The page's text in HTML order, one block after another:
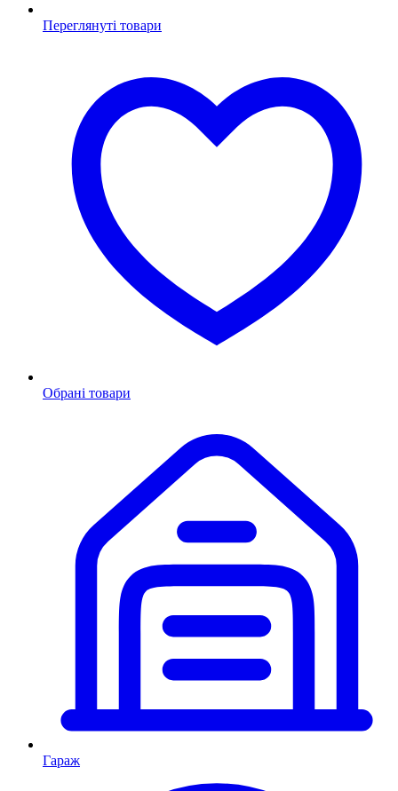
Переглянуті товари
Обрані товари
Гараж